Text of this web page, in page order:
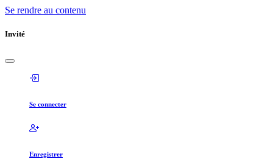
Se rendre au contenu
Invité
Se connecter
Enregistrer